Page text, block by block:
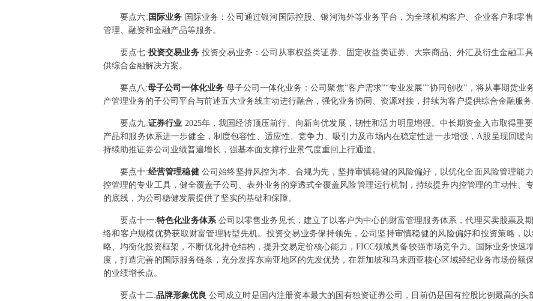
要点六: 国际业务 国际业务：公司通过银河国际控股、银河海外等业务平台，为全球机构客户、企业客户和零
管理、融资和金融产品等服务。
要点七:投资交易业务 投资交易业务：公司从事权益类证券、固定收益类证券、大宗商品、外汇及衍生金融工
供综合金融解决方案。
要点 八 :母子公司一体化业务 母子公司一体化业务：公司聚焦“客户需求”“专业发展”“协同创收”，将从事期货
产管理业务的子公司平台与前述五大业务线主动进行融合，强化业务协同、资源对接，持续为客户提供综合金融服务
要点九:证券行业 2025年，我国经济顶压前行、向新向优发展，韧性和活力明显增强。中长期资金入市取得重
产品和服务体系进一步健全，制度包容性、适应性、竞争力、吸引力及市场内在稳定性进一步增强，A股呈现回暖
持续助推证券公司业绩普遍增长，强基本面支撑行业景气度重回上行通道。
要点十:经营管理稳健 公司始终坚持风控为本、合规为先，坚持审慎稳健的风险偏好，以优化全面风险管理能
控管理的专业工具，健全覆盖子公司、表外业务的穿透式全覆盖风险管理运行机制，持续提升内控管理的主动性、
的底线，为公司稳健发展提供了坚实的基础和保障。
要点十一:特色化业务体系公司以零售业务见长，建立了以客户为中心的财富管理服务体系，代理买卖股票及
络和客户规模优势获取财富管理转型先机。投资交易业务保持领先，公司坚持审慎稳健的风险偏好和投资策略，
略、均衡化投资框架，不断优化持仓结构，提升交易定价核心能力，FICC领域具备较强市场竞争力。国际业务快速
度，打造完善的国际服务链条，充分发挥东南亚地区的先发优势，在新加坡和马来西亚核心区域经纪业务市场份额
的业绩增长点。
要点十二:品牌形象优良公司成立时是国内注册资本最大的国有独资证券公司，目前仍是国有控股比例最高的头